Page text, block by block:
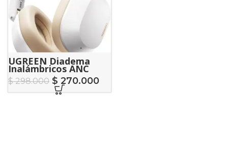
UGREEN Diadema
Inalámbricos ANC
HITUNE MAX 5C
$298.000 $ 270.000